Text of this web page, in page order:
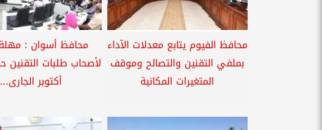
محافظ الفيوم يتابع معدلات الآداء
بملفي التقنين والتصالح وموقف
المتغيرات المكانية
محافظ أسوان :
لأصحاب طلبات التقنين
أكتوبر الجارى...